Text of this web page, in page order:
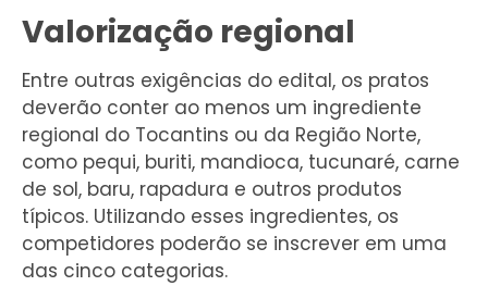
Valorização regional
Entre outras exigências do edital, os pratos
deverão conter ao menos um ingrediente
regional do Tocantins ou da Região Norte,
como pequi, buriti, mandioca, tucunaré, carne
de sol, baru, rapadura e outros produtos
típicos. Utilizando esses ingredientes, os
competidores poderão se inscrever em uma
das cinco categorias.